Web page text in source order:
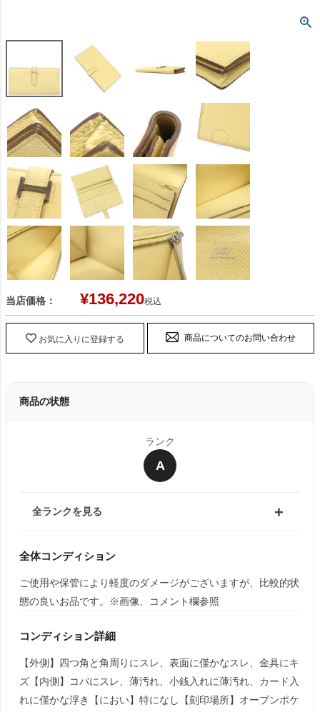
当店価格： ¥136,220税込
お気に入りに登録する 商品についてのお問い合わせ
商品の状態
ランク
A
全ランクを見る
全体コンディション
ご使用や保管により軽度のダメージがございますが、比較的状
態の良いお品です。※画像、コメント欄参照
コンディション詳細
【外側】四つ角と角周りにスレ、表面に僅かなスレ、金具にキ
ズ【内側】コバにスレ、薄汚れ、小銭入れに薄汚れ、カード入
れに僅かな浮き【におい】特になし【刻印場所】オープンポケ